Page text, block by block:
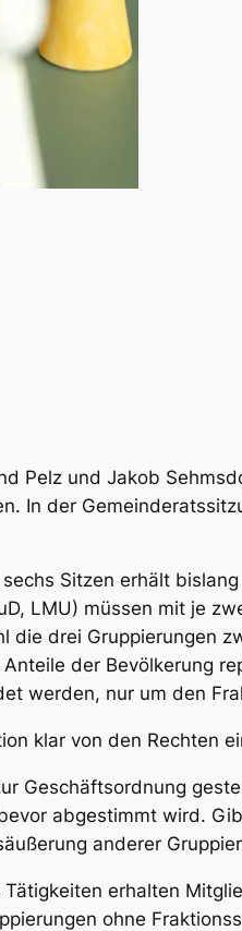
Pelz und Jakob
In der
Sitzen erhält
LMU) müssen mit je
drei Gruppierungen
der Bevölkerung
werden, nur um den
klar von den Rechten
Geschäftsordnung
abgestimmt wird.
anderer
erhalten
ohne